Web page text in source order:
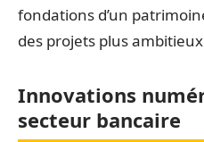
fondations d’un
des projets plus
Innovations
secteur bancaire